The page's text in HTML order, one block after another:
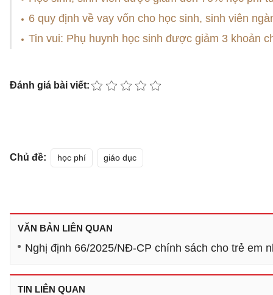
6 quy định về vay vốn cho học sinh, sinh viên
Tin vui: Phụ huynh học sinh được giảm 3 khoản
Đánh giá bài viết:
Chủ đề: học phí giáo dục
VĂN BẢN LIÊN QUAN
Nghị định 66/2025/NĐ-CP chính sách cho trẻ em
TIN LIÊN QUAN